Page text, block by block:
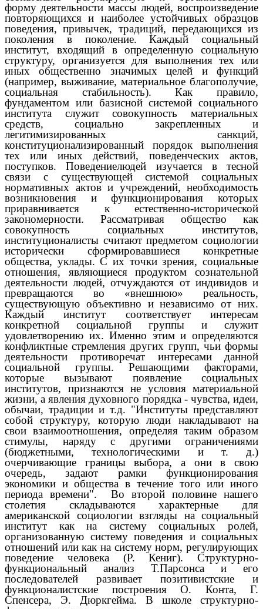
форму деятельности массы людей, воспроизведение
повторяющихся и наиболее устойчивых образцов
поведения, привычек, традиций, передающихся из
поколения в поколение. Каждый социальный
институт, входящий в определенную социальную
структуру, организуется для выполнения тех или
иных общественно значимых целей и функций
(например, выживание, материальное благополучие,
социальная стабильность). Как правило,
фундаментом или базисной системой социального
института служит совокупность материальных
средств, социально закрепленных и
легитимизированных санкций,
конституционализированный порядок выполнения
тех или иных действий, поведенческих актов,
поступков. Поведениелюдей изучается в тесной
связи с существующей системой социальных
нормативных актов и учреждений, необходимость
возникновения и функционирования которых
приравнивается к естественно-исторической
закономерности. Рассматривая общество как
совокупность социальных институтов,
институционалисты считают предметом социологии
исторически сформировавшиеся конкретные
общества, уклады. С их точки зрения, социальные
отношения, являющиеся продуктом сознательной
деятельности людей, отчуждаются от индивидов и
превращаются во «внешнюю» реальность,
существующую объективно и независимо от них.
Каждый институт соответствует интересам
конкретной социальной группы и служит
удовлетворению их. Именно этим и определяются
конфликтные стремления других групп, чьи формы
деятельности противоречат интересами данной
социальной группы. Решающими факторами,
которые вызывают появление социальных
институтов, признаются не условия материальной
жизни, а явления духовного порядка - чувства, идеи,
обычаи, традиции и т.д. "Институты представляют
собой структуру, которую люди накладывают на
свои взаимоотношения, определяя таким образом
стимулы, наряду с другими ограничениями
(бюджетными, технологическими и т. д.)
очерчивающие границы выбора, а они в свою
очередь, задают рамки функционирования
экономики и общества в течение того или иного
периода времени". Во второй половине нашего
столетия складываются характерные для
американской социологии взгляды на социальный
институт как на систему социальных ролей,
организованную систему поведения и социальных
отношений или как на систему норм, регулирующих
поведение человека (Р. Кениг). Структурно-
функциональный анализ Т.Парсонса и его
последователей развивает позитивистские и
функционалистские построения О. Конта, Г.
Спенсера, Э. Дюркгейма. В школе структурно-